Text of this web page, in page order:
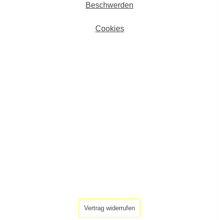
Beschwerden
Cookies
Vertrag widerrufen